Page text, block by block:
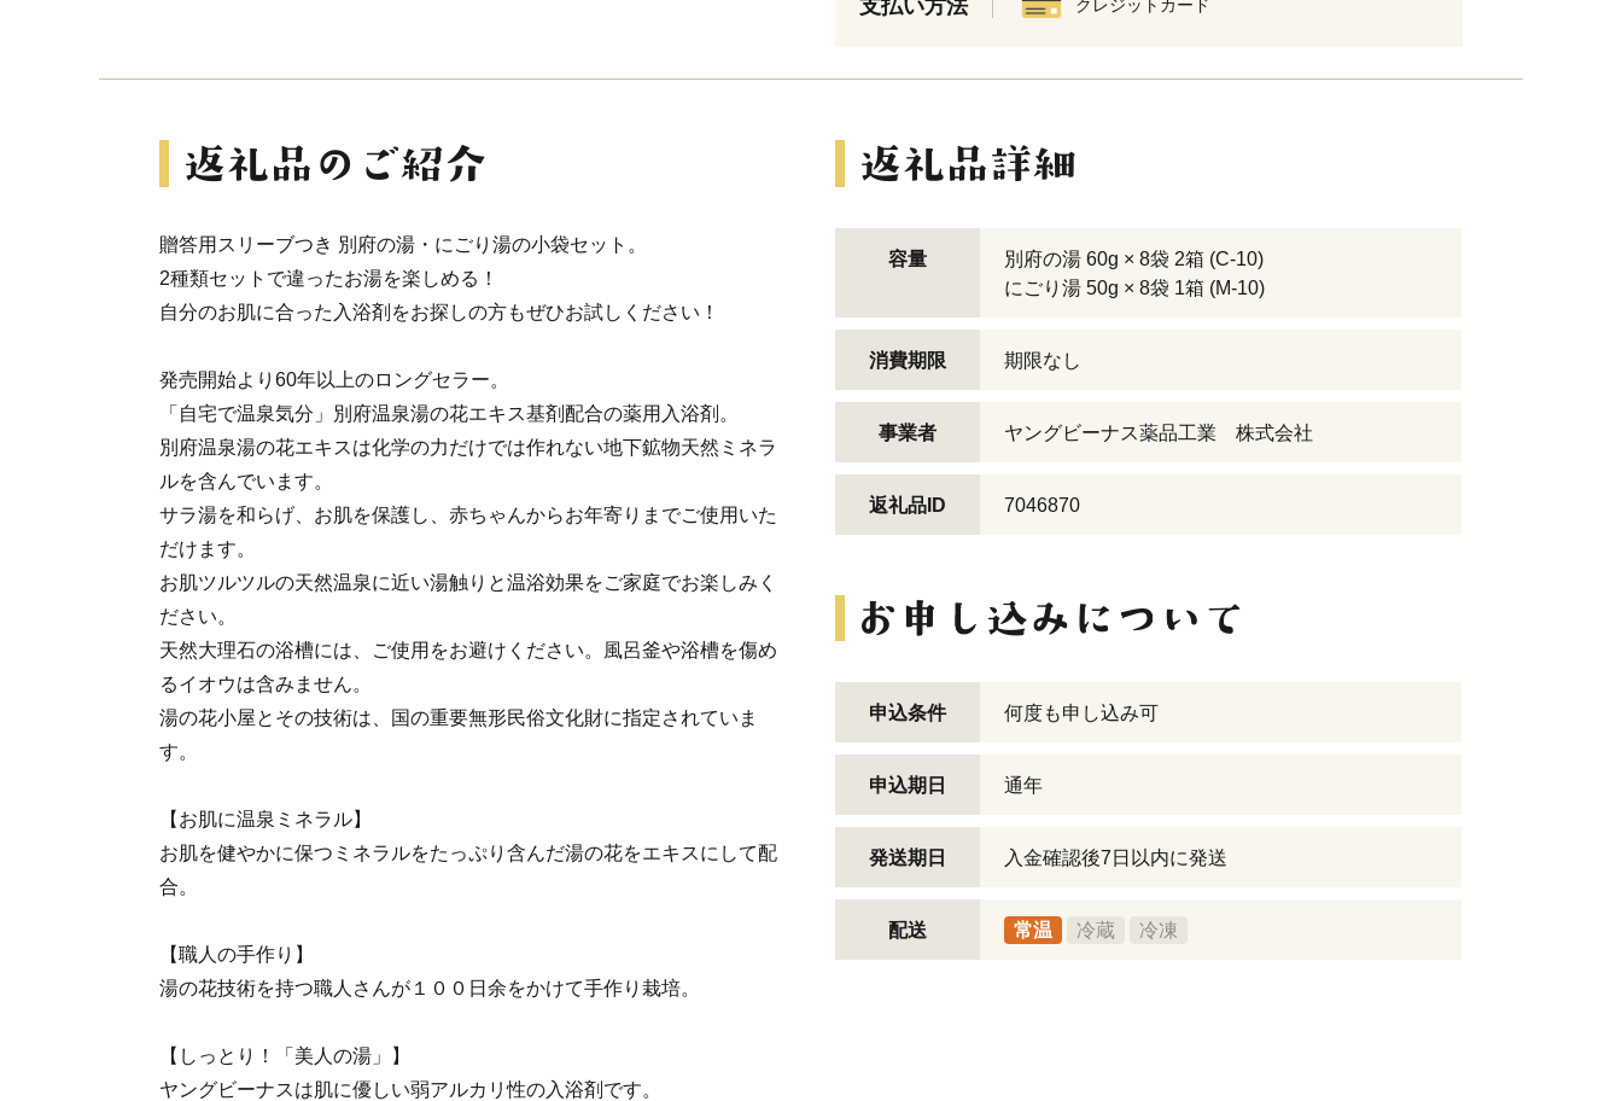
支払い方法 クレジットカード
贈答用スリーブつき 別府の湯・にごり湯の小袋セット。
2種類セットで違ったお湯を楽しめる！
自分のお肌に合った入浴剤をお探しの方もぜひお試しください！
発売開始より60年以上のロングセラー。
「自宅で温泉気分」別府温泉湯の花エキス基剤配合の薬用入浴剤。
別府温泉湯の花エキスは化学の力だけでは作れない地下鉱物天然ミネラ
ルを含んでいます。
サラ湯を和らげ、お肌を保護し、赤ちゃんからお年寄りまでご使用いた
だけます。
お肌ツルツルの天然温泉に近い湯触りと温浴効果をご家庭でお楽しみく
ださい。
天然大理石の浴槽には、ご使用をお避けください。風呂釜や浴槽を傷め
るイオウは含みません。
湯の花小屋とその技術は、国の重要無形民俗文化財に指定されていま
す。
【お肌に温泉ミネラル】
お肌を健やかに保つミネラルをたっぷり含んだ湯の花をエキスにして配
合。
【職人の手作り】
湯の花技術を持つ職人さんが１００日余をかけて手作り栽培。
【しっとり！「美人の湯」】
ヤングビーナスは肌に優しい弱アルカリ性の入浴剤です。
容量
別府の湯 60g × 8袋 2箱 (C-10)
にごり湯 50g × 8袋 1箱 (M-10)
消費期限 期限なし
事業者 ヤングビーナス薬品工業 株式会社
返礼品ID 7046870
申込条件 何度も申し込み可
申込期日 通年
発送期日 入金確認後7日以内に発送
配送 常温 冷蔵 冷凍